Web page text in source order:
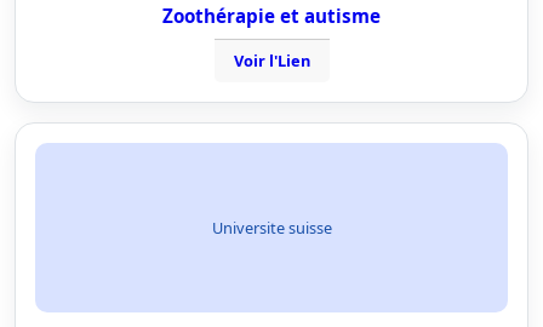
Zoothérapie et autisme
Voir l'Lien
Universite suisse